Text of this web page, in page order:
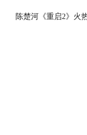
陈楚河《重启2》火